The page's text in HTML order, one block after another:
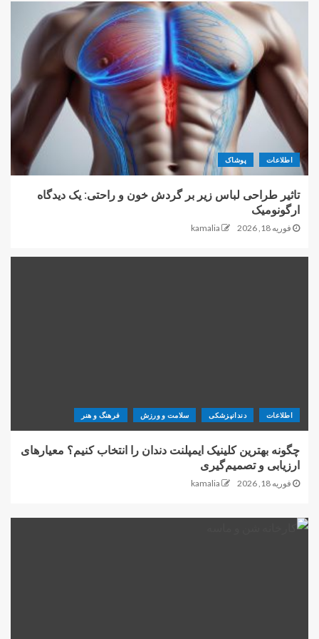
اطلاعات پوشاک
تاثیر طراحی لباس زیر بر گردش خون و راحتی: یک دیدگاه
ارگونومیک
فوریه 18, 2026 kamalia
اطلاعات دندانپزشکی سلامت و ورزش فرهنگ و هنر
چگونه بهترین کلینیک ایمپلنت دندان را انتخاب کنیم؟ معیارهای
ارزیابی و تصمیم‌گیری
فوریه 18, 2026 kamalia